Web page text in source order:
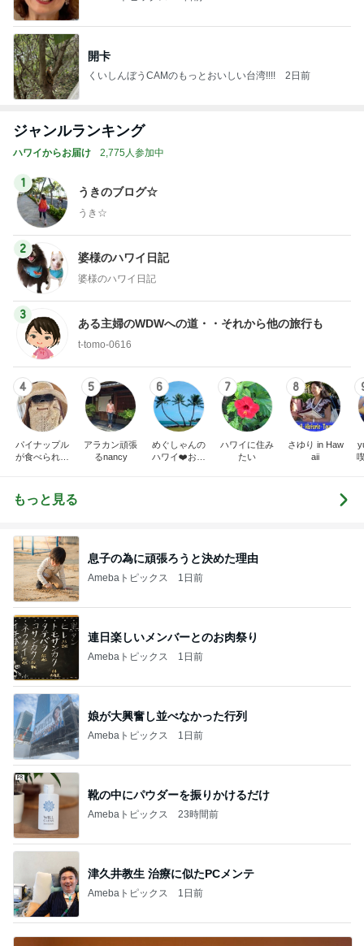
開卡
くいしんぼうCAMのもっとおいしい台湾!!!! 2日前
ジャンルランキング
ハワイからお届け 2,775人参加中
1
うきのブログ☆
うき☆
2
婆様のハワイ日記
婆様のハワイ日記
3
ある主婦のWDWへの道・・それから他の旅行も
t-tomo-0616
4
パイナップル
が食べられな
コメ子の『ハ
ワイDiary』
5
アラカン頑張
るnancy
6
めぐしゃんの
ハワイ❤️お買
7
ハワイに住み
たい
8
さゆり in Haw
aii
もっと見る
息子の為に頑張ろうと決めた理由
Amebaトピックス 1日前
連日楽しいメンバーとのお肉祭り
Amebaトピックス 1日前
娘が大興奮し並べなかった行列
Amebaトピックス 1日前
靴の中にパウダーを振りかけるだけ
Amebaトピックス 23時間前
津久井教生 治療に似たPCメンテ
Amebaトピックス 1日前